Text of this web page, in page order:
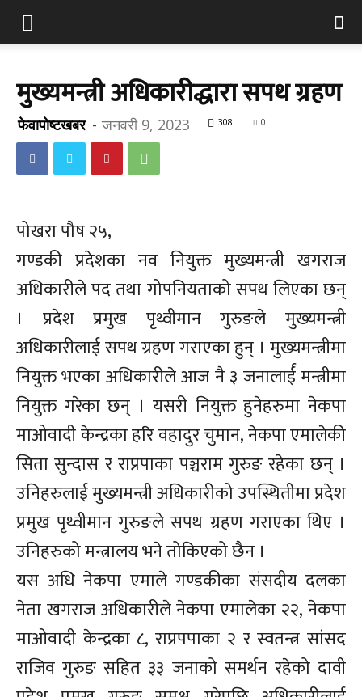
मुख्यमन्त्री अधिकारीद्धारा सपथ ग्रहण
फेवापोष्टखबर - जनवरी 9, 2023 308 0
पोखरा पौष २५,
गण्डकी प्रदेशका नव नियुक्त मुख्यमन्त्री खगराज
अधिकारीले पद तथा गोपनियताको सपथ लिएका छन्
। प्रदेश प्रमुख पृथ्वीमान गुरुङले मुख्यमन्त्री
अधिकारीलाई सपथ ग्रहण गराएका हुन् । मुख्यमन्त्रीमा
नियुक्त भएका अधिकारीले आज नै ३ जनालार्ई मन्त्रीमा
नियुक्त गरेका छन् । यसरी नियुक्त हुनेहरुमा नेकपा
माओवादी केन्द्रका हरि वहादुर चुमान, नेकपा एमालेकी
सिता सुन्दास र राप्रपाका पञ्चराम गुरुङ रहेका छन् ।
उनिहरुलाई मुख्यमन्त्री अधिकारीको उपस्थितीमा प्रदेश
प्रमुख पृथ्वीमान गुरुङले सपथ ग्रहण गराएका थिए ।
उनिहरुको मन्त्रालय भने तोकिएको छैन ।
यस अधि नेकपा एमाले गण्डकीका संसदीय दलका
नेता खगराज अधिकारीले नेकपा एमालेका २२, नेकपा
माओवादी केन्द्रका ८, राप्रपपाका २ र स्वतन्त्र सांसद
राजिव गुरुङ सहित ३३ जनाको समर्थन रहेको दावी